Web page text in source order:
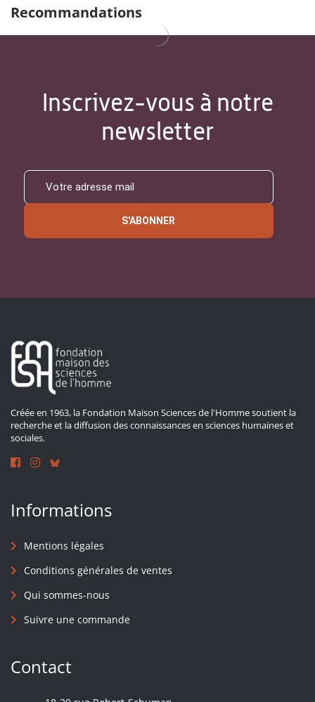
Recommandations
Inscrivez-vous à notre
newsletter
S'ABONNER
Créée en 1963, la Fondation Maison Sciences de l'Homme soutient la
recherche et la diffusion des connaissances en sciences humaines et
sociales.
Informations
Mentions légales
Conditions générales de ventes
Qui sommes-nous
Suivre une commande
Contact